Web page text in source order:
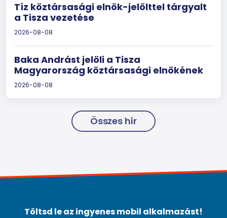
Tíz köztársasági elnök-jelölttel tárgyalt
a Tisza vezetése
2026-08-08
Baka Andrást jelöli a Tisza
Magyarország köztársasági elnökének
2026-08-08
Összes hír
Töltsd le az ingyenes mobil alkalmazást!